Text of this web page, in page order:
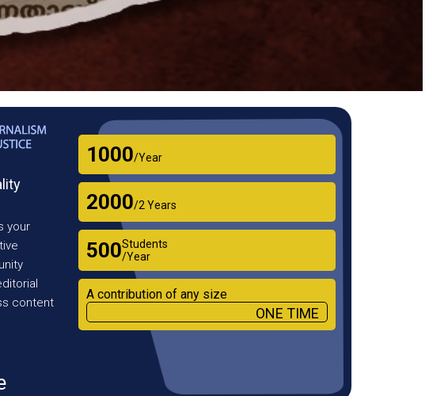
your
content
₹1000/Year
₹2000/2 Years
₹500Students
/Year
A contribution of any size
ONE TIME